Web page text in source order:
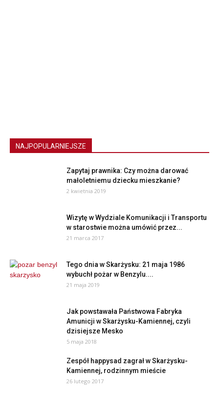
NAJPOPULARNIEJSZE
Zapytaj prawnika: Czy można darować
małoletniemu dziecku mieszkanie?
2 kwietnia 2019
Wizytę w Wydziale Komunikacji i Transportu
w starostwie można umówić przez...
21 marca 2017
Tego dnia w Skarżysku: 21 maja 1986
wybuchł pożar w Benzylu....
21 maja 2019
Jak powstawała Państwowa Fabryka
Amunicji w Skarżysku-Kamiennej, czyli
dzisiejsze Mesko
5 maja 2018
Zespół happysad zagrał w Skarżysku-
Kamiennej, rodzinnym mieście
26 lutego 2017